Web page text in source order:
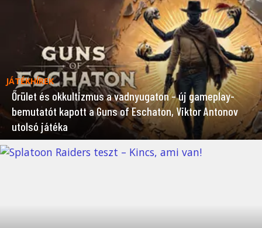
JÁTÉKHÍREK
Őrület és okkultizmus a vadnyugaton – új gameplay-
bemutatót kapott a Guns of Eschaton, Viktor Antonov
utolsó játéka